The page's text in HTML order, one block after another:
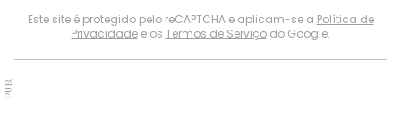
Este site é protegido pelo reCAPTCHA e aplicam-se a Política de
Privacidadee os Termos de Serviçodo Google.
PUB.